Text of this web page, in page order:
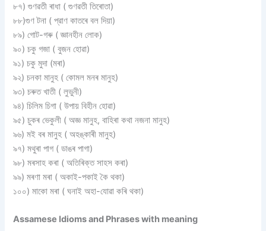
৮৭) গুণৱতী ৰাধা ( গুণৱতী তিৰোতা)
৮৮)গুণ টনা ( প্রাণ কাতৰে বল দিয়া)
৮৯) গােট-গৰু ( জ্ঞানহীন লােক)
৯০) চকু গজা ( বুজন হােৱা)
৯১) চকু মুদা (মৰা)
৯২) চনকা মানুহ ( কোমল মনৰ মানুহ)
৯৩) চৰুত খাতী ( লুভুনী)
৯৪) চিলিম চিগা ( উপায় বিহীন হােৱা)
৯৫) চুকৰ ভেকুলী ( অজ্ঞ মানুহ, বাহিৰা কথা নজনা মানুহ)
৯৬) মই বৰ মানুহ ( অহঙ্কাৰী মানুহ)
৯৭) মথুৰা পাগ ( ডাঙৰ পাগা)
৯৮) মৰসাহ কৰা ( অতিৰিক্ত সাহস কৰা)
৯৯) মৰণা মৰা ( অকাই-পকাই কৈ থকা)
১০০) মাকো মৰা ( ঘনাই অহা-যােৱা কৰি থকা)
Assamese Idioms and Phrases with meaning